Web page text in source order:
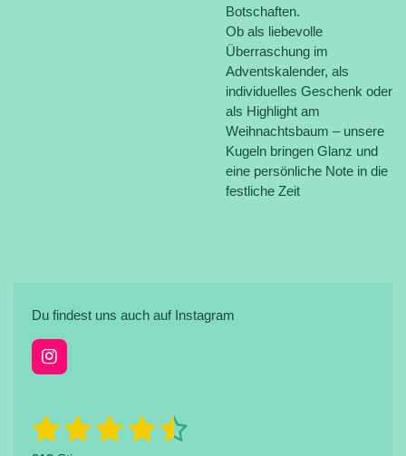
Botschaften.
Ob als liebevolle
Überraschung im
Adventskalender, als
individuelles Geschenk oder
als Highlight am
Weihnachtsbaum – unsere
Kugeln bringen Glanz und
eine persönliche Note in die
festliche Zeit
Du findest uns auch auf Instagram
I
n
a
g
B
e
1 2 3 4 5
B